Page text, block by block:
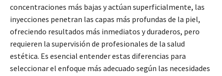
concentraciones más bajas y actúan superficialmente, las
inyecciones penetran las capas más profundas de la piel,
ofreciendo resultados más inmediatos y duraderos, pero
requieren la supervisión de profesionales de la salud
estética. Es esencial entender estas diferencias para
seleccionar el enfoque más adecuado según las necesidades